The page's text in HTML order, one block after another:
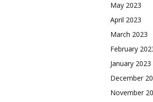
May 2023
April 2023
March 2023
February
January 2023
December
November